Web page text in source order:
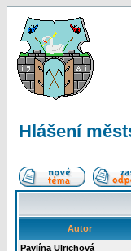
Hlášení
Autor
Pavlína Ulrichová